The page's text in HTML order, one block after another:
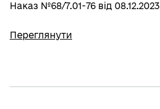
Наказ №68/7.01-76 від 08.12.2023
Переглянути